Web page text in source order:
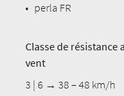
• perla FR
Classe de résistance
vent
3 | 6 → 38 – 48 km/h